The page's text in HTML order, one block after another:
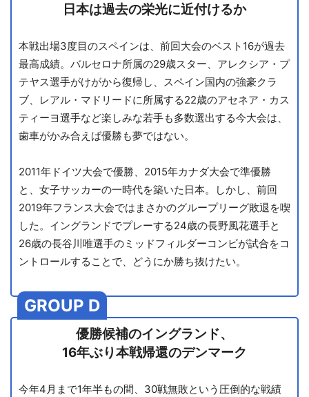
日本は過去の栄光に近付けるか
本戦出場3度目のスペインは、前回大会のベスト16が過去
最高成績。バルセロナ所属の29歳スター、アレクシア・プ
テヤス選手がけがから復帰し、スペイン国内の強豪クラ
ブ、レアル・マドリードに所属する22歳のアセネア・カス
ティーヨ選手など楽しみな若手も多数選出する今大会は、
歯車がかみ合えば優勝も夢ではない。
2011年ドイツ大会で優勝、2015年カナダ大会で準優勝
と、女子サッカーの一時代を築いた日本。しかし、前回
2019年フランス大会ではまさかのグループリーグ敗退を喫
した。イングランドでプレーする24歳の長野風花選手と
26歳の長谷川唯選手のミッドフィルダーコンビが試合をコ
ントロールすることで、どうにか勝ち抜けたい。
GROUP D
優勝候補のイングランド、
16年ぶり本戦帰還のデンマーク
今年4月まで1年半もの間、30戦無敗という圧倒的な戦績